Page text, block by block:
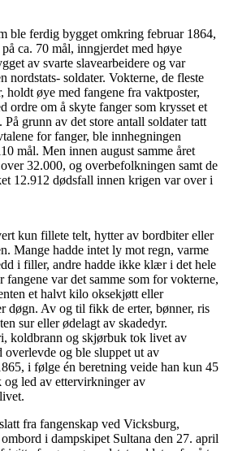
ble ferdig bygget omkring februar 1864,
ca. 70 mål, inngjerdet med høye
av svarte slavearbeidere og var
nordstats- soldater. Vokterne, de fleste
holdt øye med fangene fra vaktposter,
ordre om å skyte fanger som krysset et
grunn av det store antall soldater tatt
for fanger, ble innhegningen
mål. Men innen august samme året
32.000, og overbefolkningen samt de
12.912 dødsfall innen krigen var over i
kun fillete telt, hytter av bordbiter eller
Mange hadde intet ly mot regn, varme
i filler, andre hadde ikke klær i det hele
var det samme som for vokterne,
et halvt kilo oksekjøtt eller
døgn. Av og til fikk de erter, bønner, ris
sur eller ødelagt av skadedyr.
koldbrann og skjørbuk tok livet av
overlevde og ble sluppet ut av
i følge én beretning veide han kun 45
led av ettervirkninger av
fra fangenskap ved Vicksburg,
i dampskipet Sultana den 27. april